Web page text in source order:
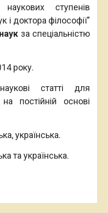
ступенів
і доктора філософії”
за спеціальністю
року.
статті для
постійній основі
українська.
та українська.